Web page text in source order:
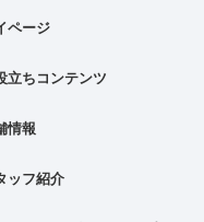
ページ
立ちコンテンツ
情報
ッフ紹介